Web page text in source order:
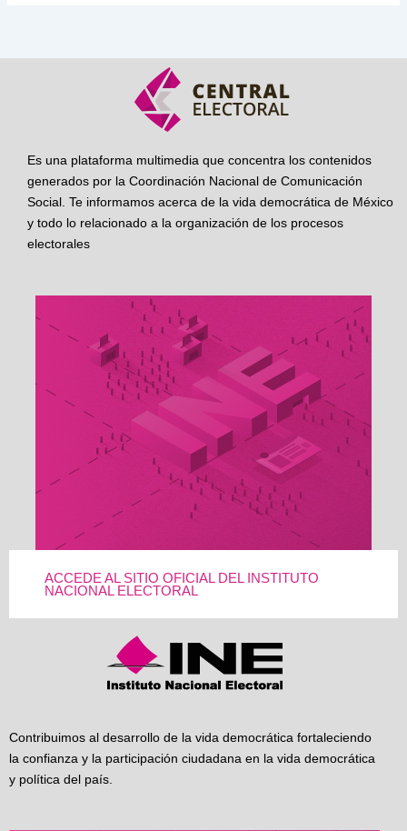
Es una plataforma multimedia que concentra los contenidos
generados por la Coordinación Nacional de Comunicación
Social. Te informamos acerca de la vida democrática de México
y todo lo relacionado a la organización de los procesos
electorales
ACCEDE AL SITIO OFICIAL DEL INSTITUTO
NACIONAL ELECTORAL
Contribuimos al desarrollo de la vida democrática fortaleciendo
la confianza y la participación ciudadana en la vida democrática
y política del país.